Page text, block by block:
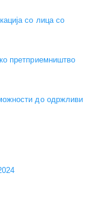
со лица со
претприемништво
до одржливи